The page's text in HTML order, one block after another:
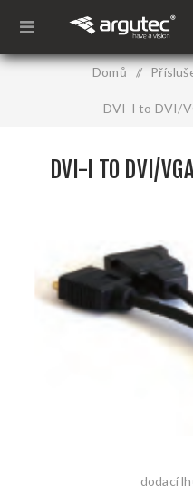
Domů /
DVI-I to DVI/
DVI-I TO DVI/
dodací